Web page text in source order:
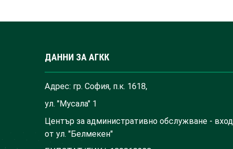
ДАННИ ЗА АГКК
Адрес: гр. София, п.к. 1618,
ул. "Мусала" 1
Център за административно обслужване - вход
от ул. "Белмекен"